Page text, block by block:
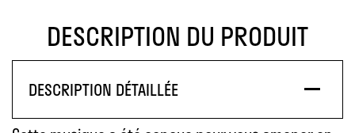
DESCRIPTION DU PRODUIT
DESCRIPTION DÉTAILLÉE